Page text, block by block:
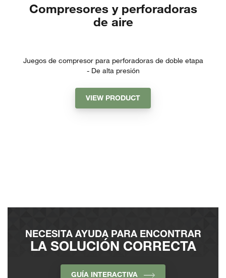
Compresores y perforadoras
de aire
Juegos de compresor para perforadoras de doble etapa
- De alta presión
VIEW PRODUCT
NECESITA AYUDA PARA ENCONTRAR
LA SOLUCIÓN CORRECTA
GUÍA INTERACTIVA